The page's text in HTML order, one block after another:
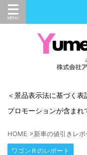
＜景品表示法に基づく
プロモーションが含まれ
HOME >新車の値引きレポ
ワゴンＲのレポート